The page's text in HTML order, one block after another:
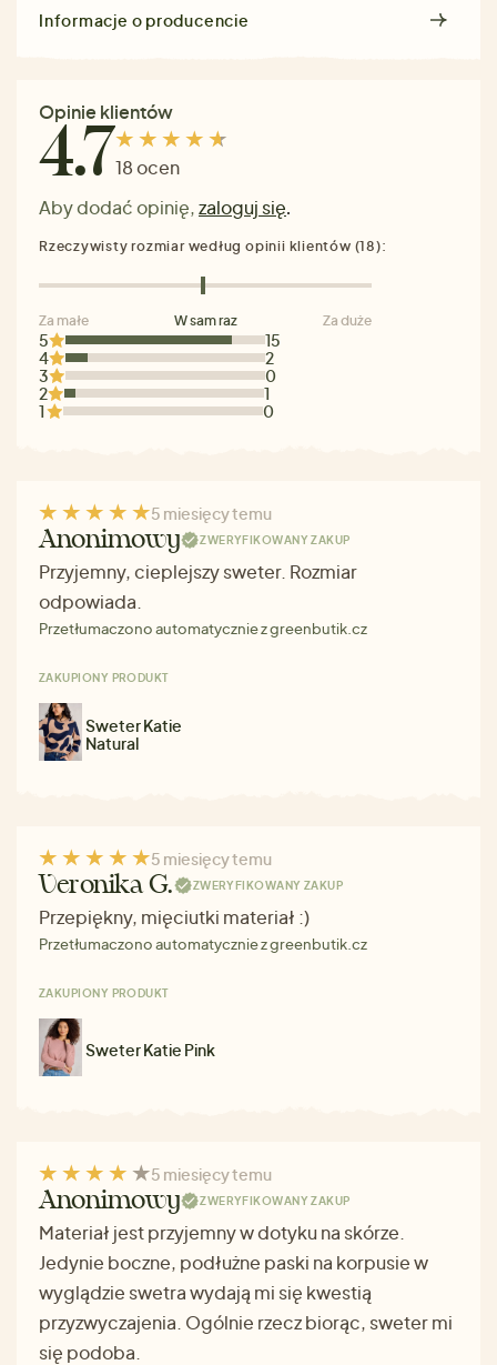
Informacje o producencie
Opinie klientów
4.718 ocen
Aby dodać opinię,zaloguj się.
5
15
4
2
3
0
2
1
1
0
Rzeczywisty rozmiar według opinii klientów (18):
Za małe W sam raz Za duże
5 miesięcy temu
Anonimowy ZWERYFIKOWANY ZAKUP
Przyjemny, cieplejszy sweter. Rozmiar
odpowiada.
Przetłumaczono automatycznie z greenbutik.cz
ZAKUPIONY PRODUKT
Sweter Katie
Natural
5 miesięcy temu
Veronika G. ZWERYFIKOWANY ZAKUP
Przepiękny, mięciutki materiał :)
Przetłumaczono automatycznie z greenbutik.cz
ZAKUPIONY PRODUKT
Sweter Katie Pink
5 miesięcy temu
Anonimowy ZWERYFIKOWANY ZAKUP
Materiał jest przyjemny w dotyku na skórze.
Jedynie boczne, podłużne paski na korpusie w
wyglądzie swetra wydają mi się kwestią
przyzwyczajenia. Ogólnie rzecz biorąc, sweter mi
się podoba.